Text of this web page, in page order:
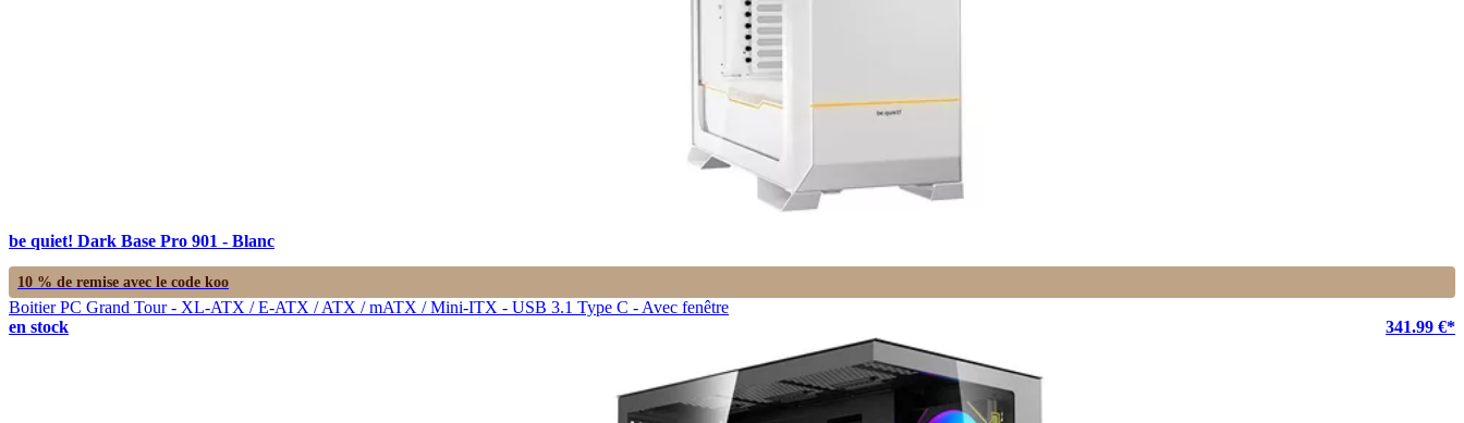
be quiet! Dark Base Pro 901 - Blanc
10 % de remise avec le code koo
Boitier PC Grand Tour - XL-ATX / E-ATX / ATX / mATX / Mini-ITX - USB 3.1 Type C - Avec fenêtre
en stock
341.99 €*